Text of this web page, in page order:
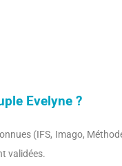
Evelyne ?
(IFS, Imago,
validées.